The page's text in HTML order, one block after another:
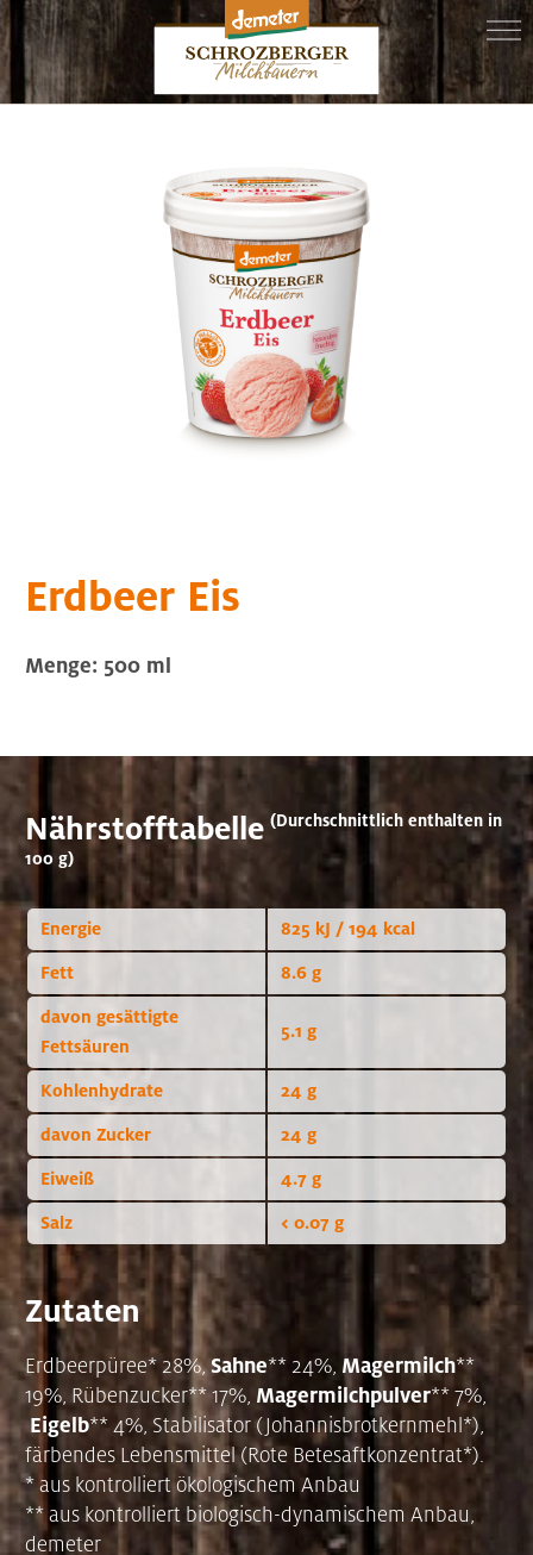
Erdbeer Eis
Menge: 500 ml
Nährstofftabelle (Durchschnittlich enthalten in
100 g)
Energie 825 kJ / 194 kcal
Fett 8.6 g
davon gesättigte
Fettsäuren
5.1 g
Kohlenhydrate 24 g
davon Zucker 24 g
Eiweiß 4.7 g
Salz < 0.07 g
Zutaten
Erdbeerpüree* 28%,Sahne** 24%, Magermilch**
19%, Rübenzucker** 17%, Magermilchpulver** 7%,
Eigelb** 4%, Stabilisator (Johannisbrotkernmehl*),
färbendes Lebensmittel (Rote Betesaftkonzentrat*).
* aus kontrolliert ökologischem Anbau
** aus kontrolliert biologisch-dynamischem Anbau,
demeter